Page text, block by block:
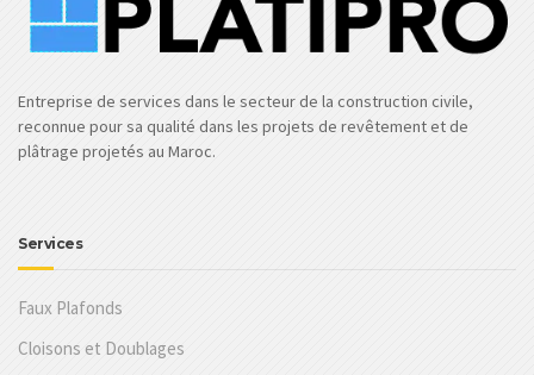
Entreprise de services dans le secteur de la construction civile,
reconnue pour sa qualité dans les projets de revêtement et de
plâtrage projetés au Maroc.
Services
Faux Plafonds
Cloisons et Doublages